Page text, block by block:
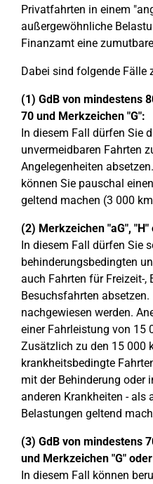
Privatfahrten in einem
außergewöhnliche
Finanzamt eine
Dabei sind folgende Fälle
(1) GdB von mindestens
70 und Merkzeichen "G":
In diesem Fall dürfen Sie
unvermeidbaren Fahrten
Angelegenheiten
können Sie pauschal
geltend machen (3 000
(2) Merkzeichen "aG", "H"
In diesem Fall dürfen Sie
behinderungsbedingten
auch Fahrten für Freizeit-,
Besuchsfahrten
nachgewiesen werden.
einer Fahrleistung von 15
Zusätzlich zu den 15 000
krankheitsbedingte
mit der Behinderung oder
anderen Krankheiten - als
Belastungen geltend
(3) GdB von mindestens
und Merkzeichen "G" oder
In diesem Fall können